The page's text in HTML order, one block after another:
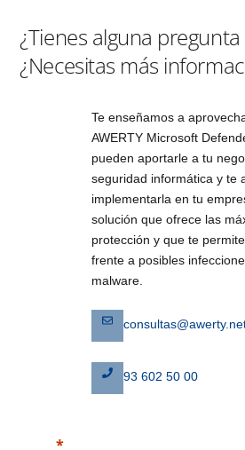
¿Tienes alguna
¿Necesitas más
Te enseñamos a
AWERTY Microsoft
pueden aportarle a tu
seguridad informática y te
implementarla en tu
solución que ofrece las
protección y que te
frente a posibles
malware.
93 602 50 00